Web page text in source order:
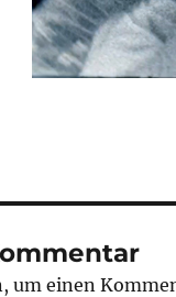
um einen